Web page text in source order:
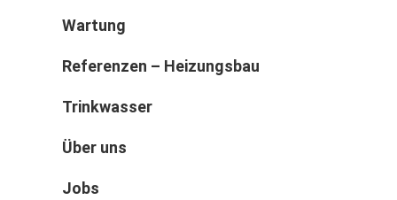
Wartung
Referenzen – Heizungsbau
Trinkwasser
Über uns
Jobs